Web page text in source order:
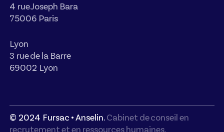
4 rue Joseph Bara
75006 Paris
Lyon
3 rue de la Barre
69002 Lyon
© 2024 Fursac • Anselin. Cabinet de conseil en
recrutement et en ressources humaines.